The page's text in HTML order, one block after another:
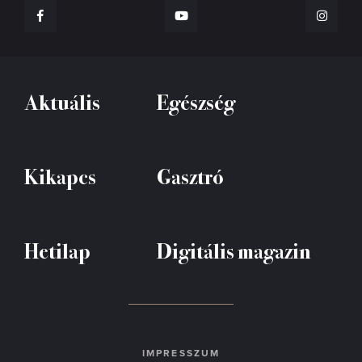
Aktuális Egészség
Kikapcs Gasztró
Hetilap Digitális magazin
IMPRESSZUM